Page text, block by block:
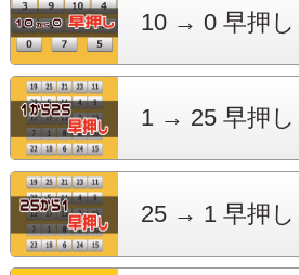
10 → 0 早押し
1 → 25 早押し
25 → 1 早押し